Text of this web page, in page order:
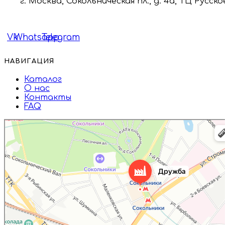
VkWhatsappTelegram
НАВИГАЦИЯ
Каталог
О нас
Контакты
FAQ
Дружба
Пищевые ингредиенты и специи в Москве
Магазин подарков и сувениров в Москве